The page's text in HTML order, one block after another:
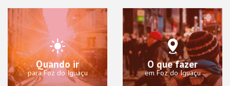
Quando ir
para Foz do Iguaçu
O que fazer
em Foz do Iguaçu